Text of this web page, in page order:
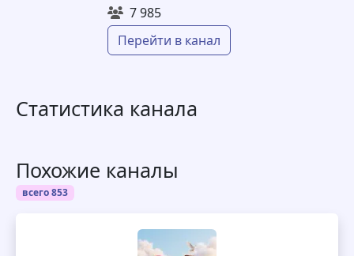
7 985
Перейти в канал
Статистика канала
Похожие каналы
всего 853